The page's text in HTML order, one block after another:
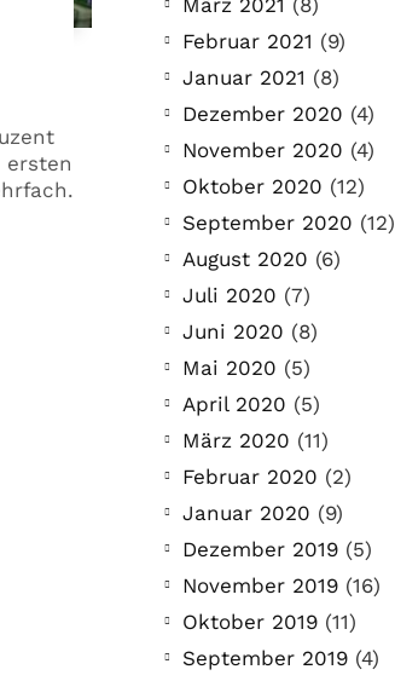
ersten
März 2021 (8)
Februar 2021 (9)
Januar 2021 (8)
Dezember 2020 (4)
November 2020 (4)
Oktober 2020 (12)
September 2020 (12)
August 2020 (6)
Juli 2020 (7)
Juni 2020 (8)
Mai 2020 (5)
April 2020 (5)
März 2020 (11)
Februar 2020 (2)
Januar 2020 (9)
Dezember 2019 (5)
November 2019 (16)
Oktober 2019 (11)
September 2019 (4)